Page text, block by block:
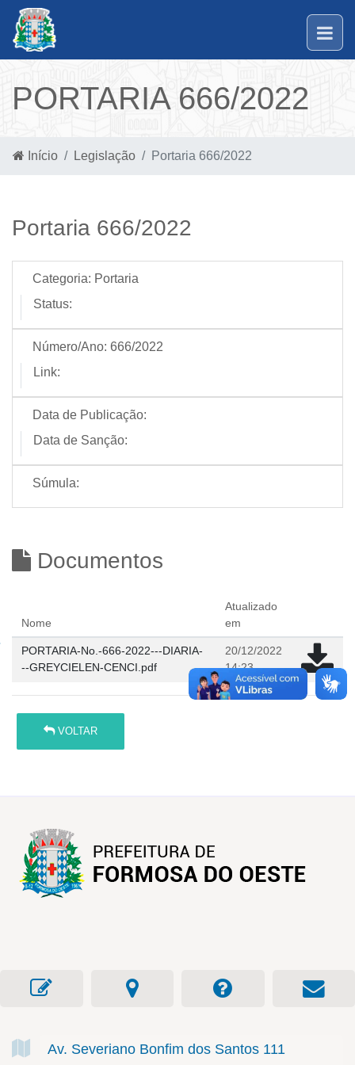
PORTARIA 666/2022
Início Legislação Portaria 666/2022
Portaria 666/2022
Categoria: Portaria
Status:
Número/Ano: 666/2022
Link:
Data de Publicação:
Data de Sanção:
Súmula:
Documentos
Nome
Atualizado
em
PORTARIA-No.-666-2022---DIARIA-
--GREYCIELEN-CENCI.pdf
20/12/2022
14:23
VOLTAR
Av. Severiano Bonfim dos Santos 111